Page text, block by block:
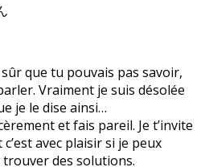
que tu pouvais pas savoir,
Vraiment je suis désolée
je le dise ainsi…
et fais pareil. Je t’invite
avec plaisir si je peux
trouver des solutions.